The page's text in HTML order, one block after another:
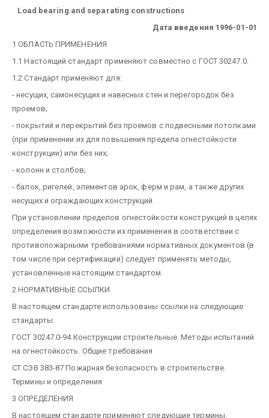
Load bearing and separating constructions
Дата введения 1996-01-01
1 ОБЛАСТЬ ПРИМЕНЕНИЯ
1.1 Настоящий стандарт применяют совместно с ГОСТ 30247.0.
1.2 Стандарт применяют для:
- несущих, самонесущих и навесных стен и перегородок без
проемов;
- покрытий и перекрытий без проемов с подвесными потолками
(при применении их для повышения предела огнестойкости
конструкции) или без них;
- колонн и столбов;
- балок, ригелей, элементов арок, ферм и рам, а также других
несущих и ограждающих конструкций.
При установлении пределов огнестойкости конструкций в целях
определения возможности их применения в соответствии с
противопожарными требованиями нормативных документов (в
том числе при сертификации) следует применять методы,
установленные настоящим стандартом.
2 НОРМАТИВНЫЕ ССЫЛКИ
В настоящем стандарте использованы ссылки на следующие
стандарты:
ГОСТ 30247.0-94 Конструкции строительные. Методы испытаний
на огнестойкость. Общие требования
СТ СЭВ 383-87 Пожарная безопасность в строительстве.
Термины и определения
3 ОПРЕДЕЛЕНИЯ
В настоящем стандарте применяют следующие термины.